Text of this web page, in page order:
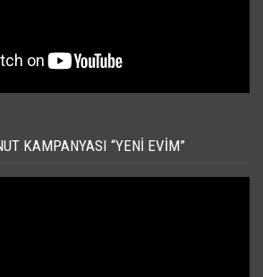
KAMPANYASI “YENI EVIM”